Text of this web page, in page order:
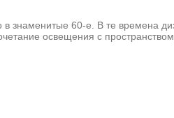
в знаменитые 60-е. В те времена
освещения с